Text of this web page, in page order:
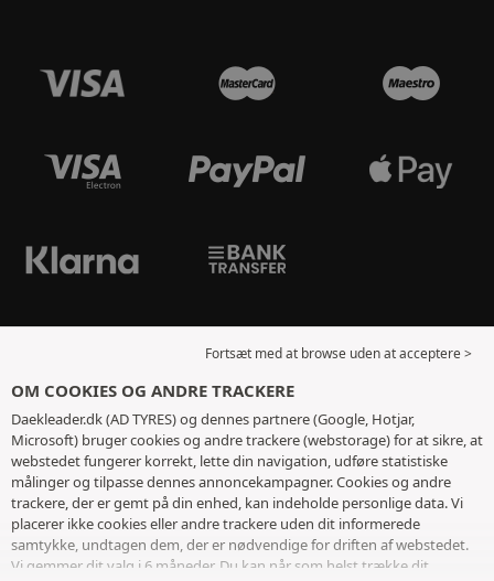
Fortsæt med at browse uden at acceptere >
OM COOKIES OG ANDRE TRACKERE
Daekleader.dk (AD TYRES) og dennes partnere (Google, Hotjar,
Microsoft) bruger cookies og andre trackere (webstorage) for at sikre, at
webstedet fungerer korrekt, lette din navigation, udføre statistiske
målinger og tilpasse dennes annoncekampagner. Cookies og andre
trackere, der er gemt på din enhed, kan indeholde personlige data. Vi
placerer ikke cookies eller andre trackere uden dit informerede
samtykke, undtagen dem, der er nødvendige for driften af ​​webstedet.
Vi gemmer dit valg i 6 måneder. Du kan når som helst trække dit